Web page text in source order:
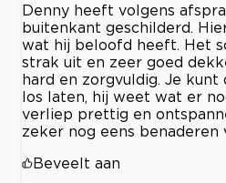
Denny heeft volgens
buitenkant geschilderd.
wat hij beloofd heeft. Het
strak uit en zeer goed
hard en zorgvuldig. Je kunt
los laten, hij weet wat er
verliep prettig en
zeker nog eens benaderen
Beveelt aan